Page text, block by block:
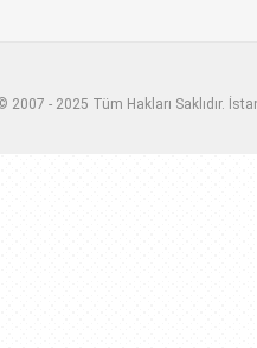
2007 - 2025 Tüm Hakları Saklıdır.